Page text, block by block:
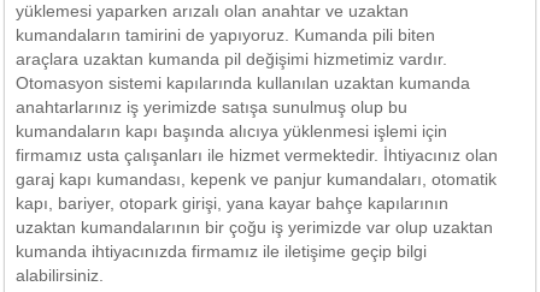
yüklemesi yaparken arızalı olan anahtar ve uzaktan
kumandaların tamirini de yapıyoruz. Kumanda pili biten
araçlara uzaktan kumanda pil değişimi hizmetimiz vardır.
Otomasyon sistemi kapılarında kullanılan uzaktan kumanda
anahtarlarınız iş yerimizde satışa sunulmuş olup bu
kumandaların kapı başında alıcıya yüklenmesi işlemi için
firmamız usta çalışanları ile hizmet vermektedir. İhtiyacınız olan
garaj kapı kumandası, kepenk ve panjur kumandaları, otomatik
kapı, bariyer, otopark girişi, yana kayar bahçe kapılarının
uzaktan kumandalarının bir çoğu iş yerimizde var olup uzaktan
kumanda ihtiyacınızda firmamız ile iletişime geçip bilgi
alabilirsiniz.